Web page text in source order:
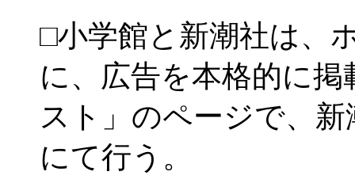
□小学館と新潮社は、
に、広告を本格的に
スト」のページで、
にて行う。